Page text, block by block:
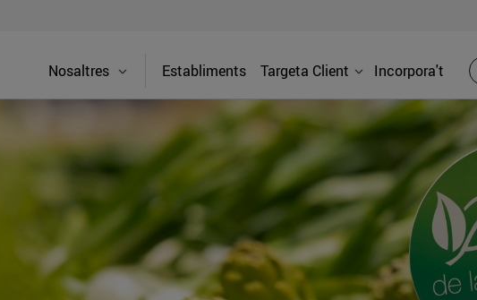
Nosaltres Establiments Targeta Client Incorpora't